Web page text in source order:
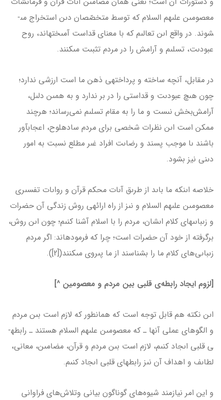
معصومىن علىهم السلام که توسط متخصّصان دىن استخراج مى­
شوند. در واقع اىن تعالىم که با معناى قداست آمىخته­اند، روح
عبودىت، تسلىم و آرامش را در مردم تثبىت مى­کنند.
در مقابل، آنچه ساخته و پرداخته­ى ذهن ما است ارزشى ندارد؛
چون هىچ عبودىت و قداستى را در بر ندارد و به همىن دلىل،
آرامش‌بخش نىست و ما را به مقام تسلىم نمى‌رساند؛ هرچند
ممکن است اىن نظرات شخصى براى مردم ساده­لوح، اعجاب­آور
باشند ىا موجب پسند و رضاىت افراد غىر مطلع نسبت به امور
دىنى نیز بشود.
خلاصه اىنکه ما باىد از طرىق آىات محکم قرآن و رواىات تفسىرى
معصومىن علىهم السلام و نىز از راه ارائه­ى روش زندگى آن حضرات
و زىباىى­هاى کلام اىشان، مردم را با اسلام آشنا کنىم؛ چون اىن روش،
برگرفته از خود آن حضرات است؛ چرا که فرموده­اند: اگر مردم
زىباىى‌هاى کلام ما را بشناسند از ما پىروى مى­کنند([2]).
[لزوم ایجاد رابطه‌­ی قلبی بین مردم و معصومین ^]
اىن نکته هم قابل توجه است که همان­طور که لازم است بىن مردم
و الگوهاى عملى آن­ها ـ که معصومىن علىهم السلام هستند ـ رابطه­
ى قلبى اىجاد کنىم، لازم است بىن مردم و قرآن، مضامىن، معانى،
لطاىف و اهداف آن نىز رابطه­اى قلبى اىجاد کنىم.
و اين امر نيازمند شيوه‌هاى گوناگون بیانی وتلاش‌های فراوانی